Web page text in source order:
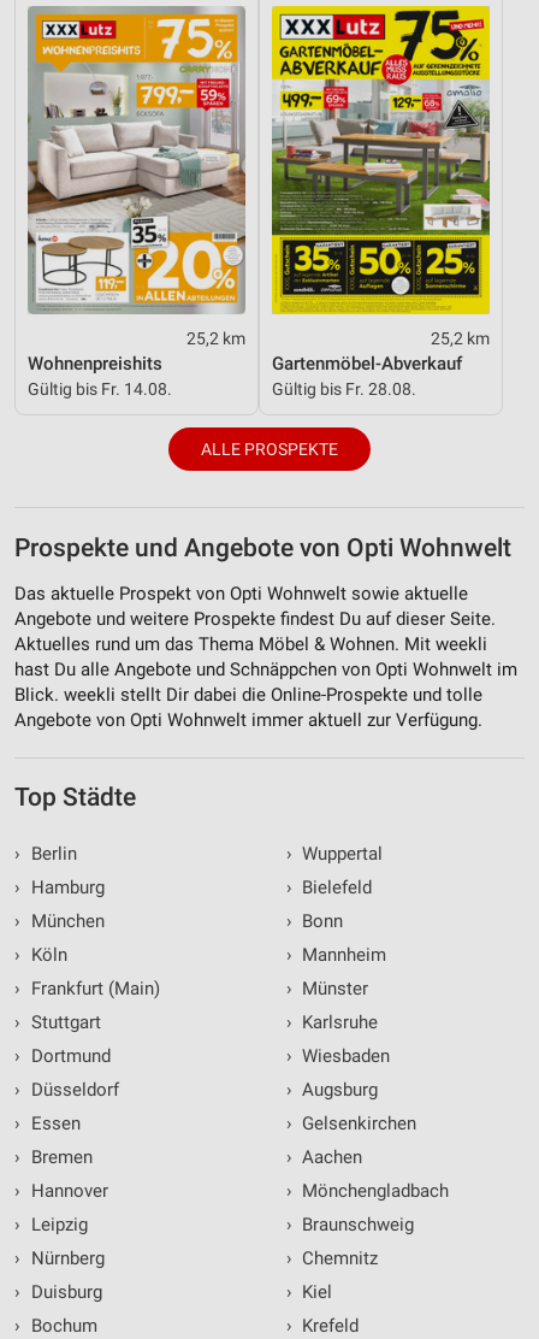
25,2 km
Wohnenpreishits
Gültig bis Fr. 14.08.
25,2 km
Gartenmöbel-Abverkauf
Gültig bis Fr. 28.08.
ALLE PROSPEKTE
Prospekte und Angebote von Opti Wohnwelt
Das aktuelle Prospekt von Opti Wohnwelt sowie aktuelle
Angebote und weitere Prospekte findest Du auf dieser Seite.
Aktuelles rund um das Thema Möbel & Wohnen. Mit weekli
hast Du alle Angebote und Schnäppchen von Opti Wohnwelt im
Blick. weekli stellt Dir dabei die Online-Prospekte und tolle
Angebote von Opti Wohnwelt immer aktuell zur Verfügung.
Top Städte
›
Berlin
›
Hamburg
›
München
›
Köln
›
Frankfurt (Main)
› Stuttgart
›
Dortmund
›
Düsseldorf
›
Essen
›
Bremen
›
Hannover
›
Leipzig
›
Nürnberg
›
Duisburg
›
Bochum
› Wuppertal
› Bielefeld
› Bonn
› Mannheim
› Münster
› Karlsruhe
› Wiesbaden
› Augsburg
› Gelsenkirchen
› Aachen
› Mönchengladbach
› Braunschweig
› Chemnitz
› Kiel
› Krefeld